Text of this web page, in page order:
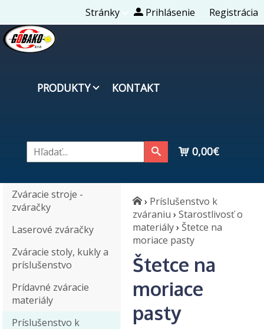
Stránky Prihlásenie Registrácia
PRODUKTY KONTAKT
0,00€
Zváracie stroje -
zváračky
Laserové zváračky
Zváracie stoly, kukly a
príslušenstvo
Prídavné zváracie
materiály
Príslušenstvo k
› Príslušenstvo k
zváraniu › Starostlivosť o
materiály› Štetce na
moriace pasty
Štetce na
moriace
pasty